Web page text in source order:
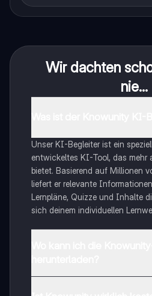
Wir dachten
nie...
Unser KI-Begleiter ist ein
entwickeltes KI-Tool, das mehr
bietet. Basierend auf Millionen
liefert er relevante
Lernpläne, Quizze und Inhalte
sich deinem individuellen